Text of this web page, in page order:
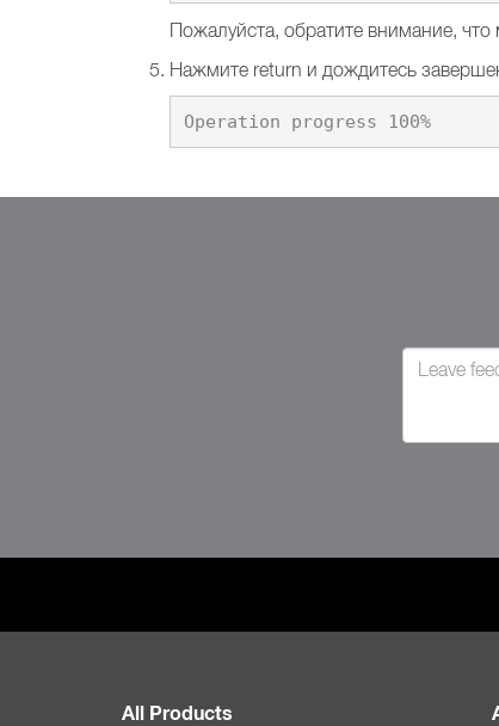
Пожалуйста, обратите внимание,
Нажмите return и дождитесь
Operation progress 100%
All Products